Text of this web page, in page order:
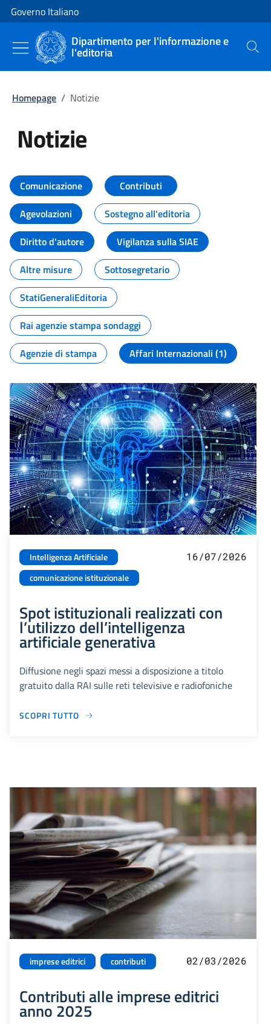
Vai al contenuto
Vai alla navigazione del sito
Governo Italiano
Dipartimento per l'informazione e
l'editoria Cerca
Homepage / Notizie
Notizie
Tutti i contenuti della pagina
Comunicazione
Contributi
Agevolazioni
Sostegno all'editoria
Diritto d'autore
Vigilanza sulla SIAE
Altre misure
Sottosegretario
StatiGeneraliEditoria
Rai agenzie stampa sondaggi
Agenzie di stampa
Affari Internazionali (1)
Intelligenza Artificiale
comunicazione istituzionale
16/07/2026
Spot istituzionali realizzati con
l’utilizzo dell’intelligenza
artificiale generativa
Diffusione negli spazi messi a disposizione a titolo
gratuito dalla RAI sulle reti televisive e radiofoniche
SCOPRI TUTTO
imprese editrici contributi 02/03/2026
Contributi alle imprese editrici
anno 2025